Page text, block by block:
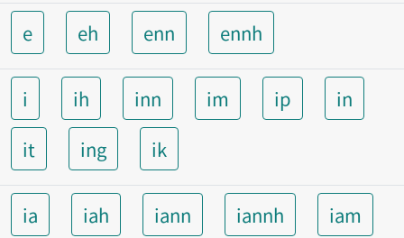
e eh enn ennh
i ih inn im ip
in
it
ing ik
ia iah iann iannh
iam